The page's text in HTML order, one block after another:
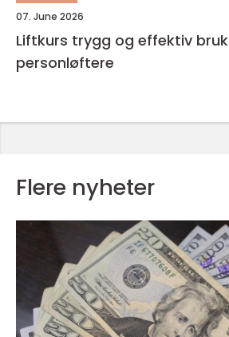
07. June 2026
Liftkurs trygg og effektiv bruk av
personløftere
Flere nyheter